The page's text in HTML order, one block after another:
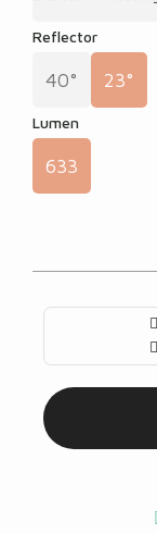
Reflector
40° 23°
Lumen
633